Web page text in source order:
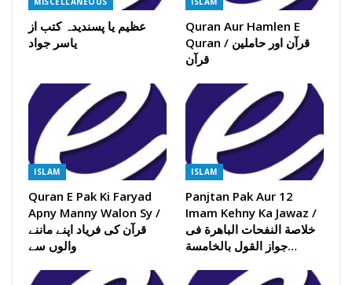
عظیم یا پسندیدہ کتب از
یاسر جواد
Quran Aur Hamlen E
Quran / قرآن اور حاملین
قرآن
ISLAM
Quran E Pak Ki Faryad
Apny Manny Walon Sy /
قرآن کی فریاد اپنے ماننے
والوں سے
ISLAM
Panjtan Pak Aur 12
Imam Kehny Ka Jawaz /
خلاصة النفحات الباھرة فی
جواز القول بالخامسة…